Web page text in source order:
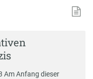
Am Anfang dieser